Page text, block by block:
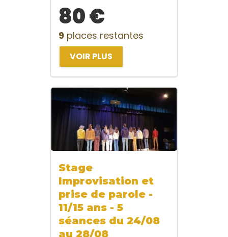
80 €
9 places restantes
VOIR PLUS
Stage
Improvisation et
prise de parole -
11/15 ans - 5
séances du 24/08
au 28/08